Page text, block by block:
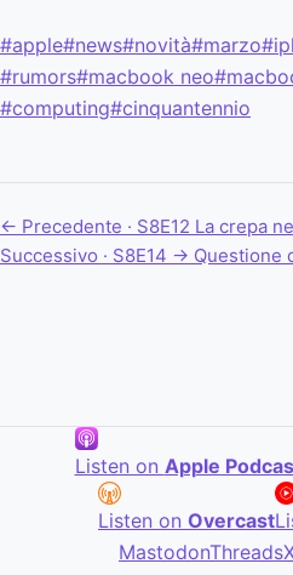
#apple#news#novità#marzo
#rumors#macbook neo
#computing#cinquantennio
← Precedente · S8E12 La crepa
Successivo · S8E14 → Questione
Listen on Apple
Listen on Overcast
MastodonThreads